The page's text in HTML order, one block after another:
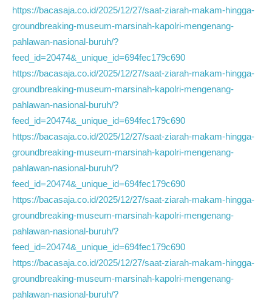
https://bacasaja.co.id/2025/12/27/saat-ziarah-makam-hingga-
groundbreaking-museum-marsinah-kapolri-mengenang-
pahlawan-nasional-buruh/?
feed_id=20474&_unique_id=694fec179c690
https://bacasaja.co.id/2025/12/27/saat-ziarah-makam-hingga-
groundbreaking-museum-marsinah-kapolri-mengenang-
pahlawan-nasional-buruh/?
feed_id=20474&_unique_id=694fec179c690
https://bacasaja.co.id/2025/12/27/saat-ziarah-makam-hingga-
groundbreaking-museum-marsinah-kapolri-mengenang-
pahlawan-nasional-buruh/?
feed_id=20474&_unique_id=694fec179c690
https://bacasaja.co.id/2025/12/27/saat-ziarah-makam-hingga-
groundbreaking-museum-marsinah-kapolri-mengenang-
pahlawan-nasional-buruh/?
feed_id=20474&_unique_id=694fec179c690
https://bacasaja.co.id/2025/12/27/saat-ziarah-makam-hingga-
groundbreaking-museum-marsinah-kapolri-mengenang-
pahlawan-nasional-buruh/?